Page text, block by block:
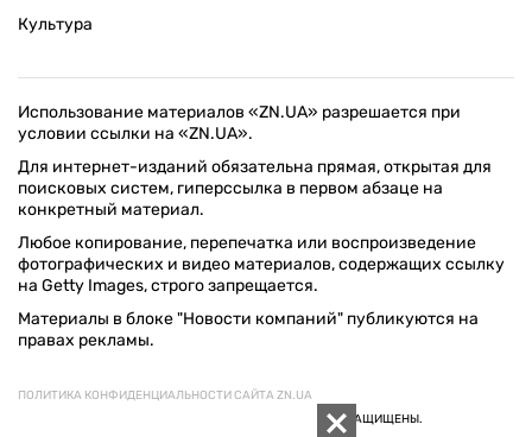
Культура
Использование материалов «ZN.UA» разрешается при
условии ссылки на «ZN.UA».
Для интернет-изданий обязательна прямая, открытая для
поисковых систем, гиперссылка в первом абзаце на
конкретный материал.
Любое копирование, перепечатка или воспроизведение
фотографических и видео материалов, содержащих ссылку
на Getty Images, строго запрещается.
Материалы в блоке "Новости компаний" публикуются на
правах рекламы.
ПОЛИТИКА КОНФИДЕНЦИАЛЬНОСТИ САЙТА ZN.UA
© 1994–2026 «ЗЕРКАЛО НЕДЕЛИ. УКРАИНА». ВСЕ ПРАВА ЗАЩИЩЕНЫ.